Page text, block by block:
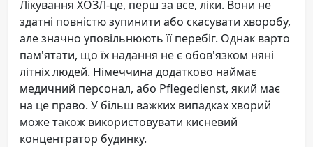
Лікування ХОЗЛ-це, перш за все, ліки. Вони не
здатні повністю зупинити або скасувати хворобу,
але значно уповільнюють її перебіг. Однак варто
пам'ятати, що їх надання не є обов'язком няні
літніх людей. Німеччина додатково наймає
медичний персонал, або Pflegedienst, який має
на це право. У більш важких випадках хворий
може також використовувати кисневий
концентратор будинку.